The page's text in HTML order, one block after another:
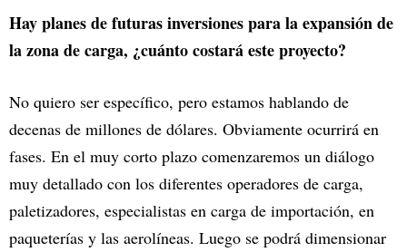
Hay planes de futuras inversiones para la expansión de
la zona de carga, ¿cuánto costará este proyecto?
No quiero ser específico, pero estamos hablando de
decenas de millones de dólares. Obviamente ocurrirá en
fases. En el muy corto plazo comenzaremos un diálogo
muy detallado con los diferentes operadores de carga,
paletizadores, especialistas en carga de importación, en
paqueterías y las aerolíneas. Luego se podrá dimensionar